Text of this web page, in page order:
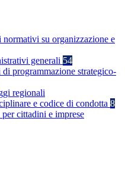
su organizzazione e
generali 54
programmazione strategico-
regionali
e codice di condotta 8
cittadini e imprese